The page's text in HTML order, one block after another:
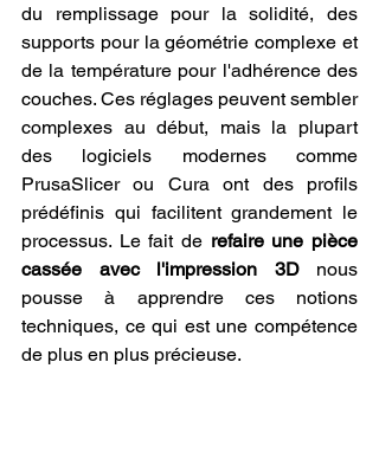
du remplissage pour la solidité, des
supports pour la géométrie complexe et
de la température pour l'adhérence des
couches. Ces réglages peuvent sembler
complexes au début, mais la plupart
des logiciels modernes comme
PrusaSlicer ou Cura ont des profils
prédéfinis qui facilitent grandement le
processus. Le fait de refaire une pièce
cassée avec l'impression 3D nous
pousse à apprendre ces notions
techniques, ce qui est une compétence
de plus en plus précieuse.